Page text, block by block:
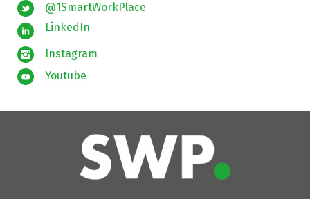
@1SmartWorkPlace
LinkedIn
Instagram
Youtube